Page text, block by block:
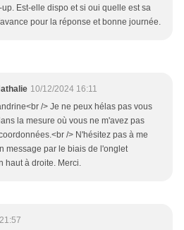
Est-elle dispo et si oui quelle est sa
pour la réponse et bonne journée.
10/12/2024 16:11
/> Je ne peux hélas pas vous
la mesure où vous ne m'avez pas
/> N'hésitez pas à me
message par le biais de l'onglet
haut à droite. Merci.